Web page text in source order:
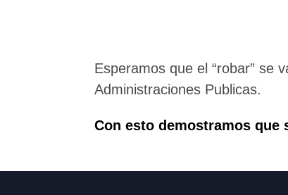
Esperamos que el “robar” se
Administraciones Publicas.
Con esto demostramos que